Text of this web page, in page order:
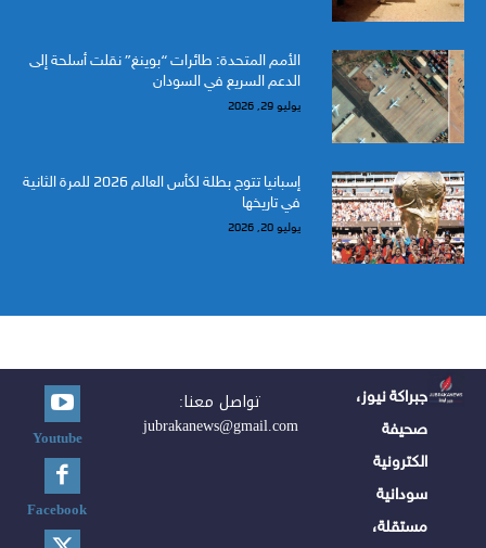
الأمم المتحدة: طائرات “بوينغ” نقلت أسلحة إلى
الدعم السريع في السودان
يوليو 29, 2026
إسبانيا تتوج بطلة لكأس العالم 2026 للمرة الثانية
في تاريخها
يوليو 20, 2026
جبراكة نيوز،
صحيفة
الكترونية
سودانية
مستقلة،
تواصل معنا:
jubrakanews@gmail.com
Youtube
Facebook